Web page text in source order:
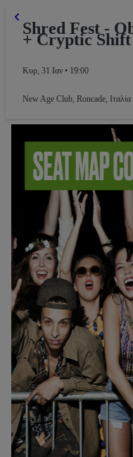
Shred Fest -
+ Cryptic
Κυρ, 31 Ιαν • 19:00
New Age Club, Roncade, Ιταλία